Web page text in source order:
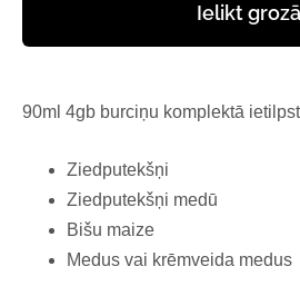
Ielikt grozā
90ml 4gb burciņu komplektā
Ziedputekšņi
Ziedputekšņi medū
Bišu maize
Medus vai krēmveida medus